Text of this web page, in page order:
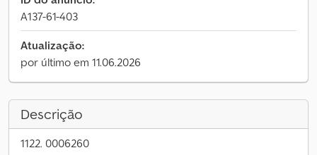
A137-61-403
Atualização:
por último em 11.06.2026
Descrição
1122. 0006260